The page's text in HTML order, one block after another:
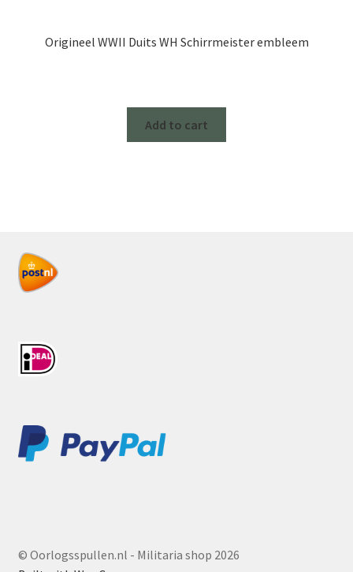
Origineel WWII Duits WH Schirrmeister embleem
Add to cart
© Oorlogsspullen.nl - Militaria shop 2026